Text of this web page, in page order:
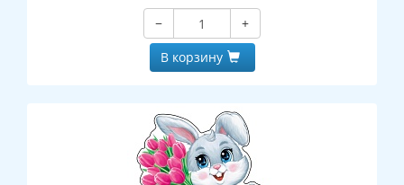
−
+
В корзину